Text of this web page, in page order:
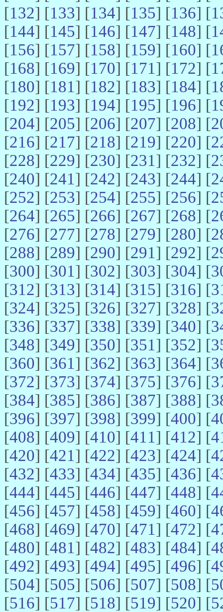
[132] [133] [134] [135] [136] [
[144] [145] [146] [147] [148] [
[156] [157] [158] [159] [160] [
[168] [169] [170] [171] [172] [
[180] [181] [182] [183] [184] [
[192] [193] [194] [195] [196] [
[204] [205] [206] [207] [208] [
[216] [217] [218] [219] [220] [
[228] [229] [230] [231] [232] [
[240] [241] [242] [243] [244] [
[252] [253] [254] [255] [256] [
[264] [265] [266] [267] [268] [
[276] [277] [278] [279] [280] [
[288] [289] [290] [291] [292] [
[300] [301] [302] [303] [304] [
[312] [313] [314] [315] [316] [
[324] [325] [326] [327] [328] [
[336] [337] [338] [339] [340] [
[348] [349] [350] [351] [352] [
[360] [361] [362] [363] [364] [
[372] [373] [374] [375] [376] [
[384] [385] [386] [387] [388] [
[396] [397] [398] [399] [400] [
[408] [409] [410] [411] [412] [
[420] [421] [422] [423] [424] [
[432] [433] [434] [435] [436] [
[444] [445] [446] [447] [448] [
[456] [457] [458] [459] [460] [
[468] [469] [470] [471] [472] [
[480] [481] [482] [483] [484] [
[492] [493] [494] [495] [496] [
[504] [505] [506] [507] [508] [
[516] [517] [518] [519] [520] [